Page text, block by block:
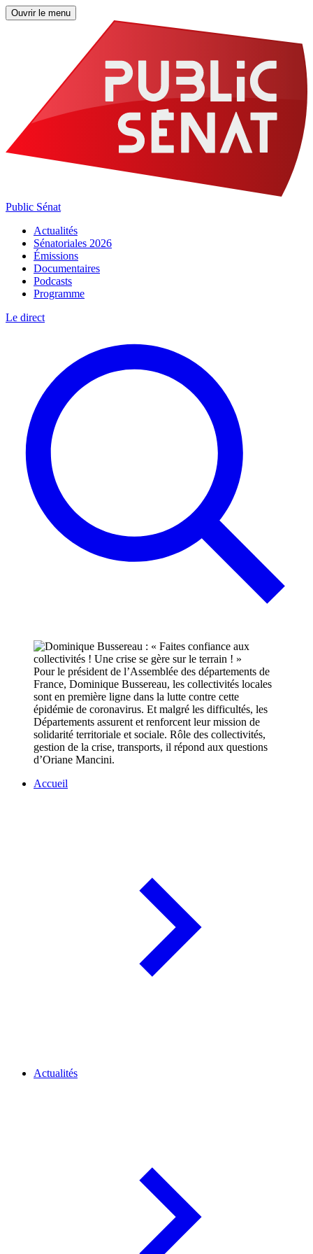
Ouvrir le menu
Public Sénat
Actualités
Sénatoriales 2026
Émissions
Documentaires
Podcasts
Programme
Le direct
Pour le président de l’Assemblée des départements de
France, Dominique Bussereau, les collectivités locales
sont en première ligne dans la lutte contre cette
épidémie de coronavirus. Et malgré les difficultés, les
Départements assurent et renforcent leur mission de
solidarité territoriale et sociale. Rôle des collectivités,
gestion de la crise, transports, il répond aux questions
d’Oriane Mancini.
Accueil
Actualités